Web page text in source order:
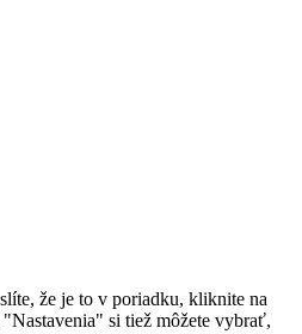
že je to v poriadku, kliknite na
si tiež môžete vybrať,